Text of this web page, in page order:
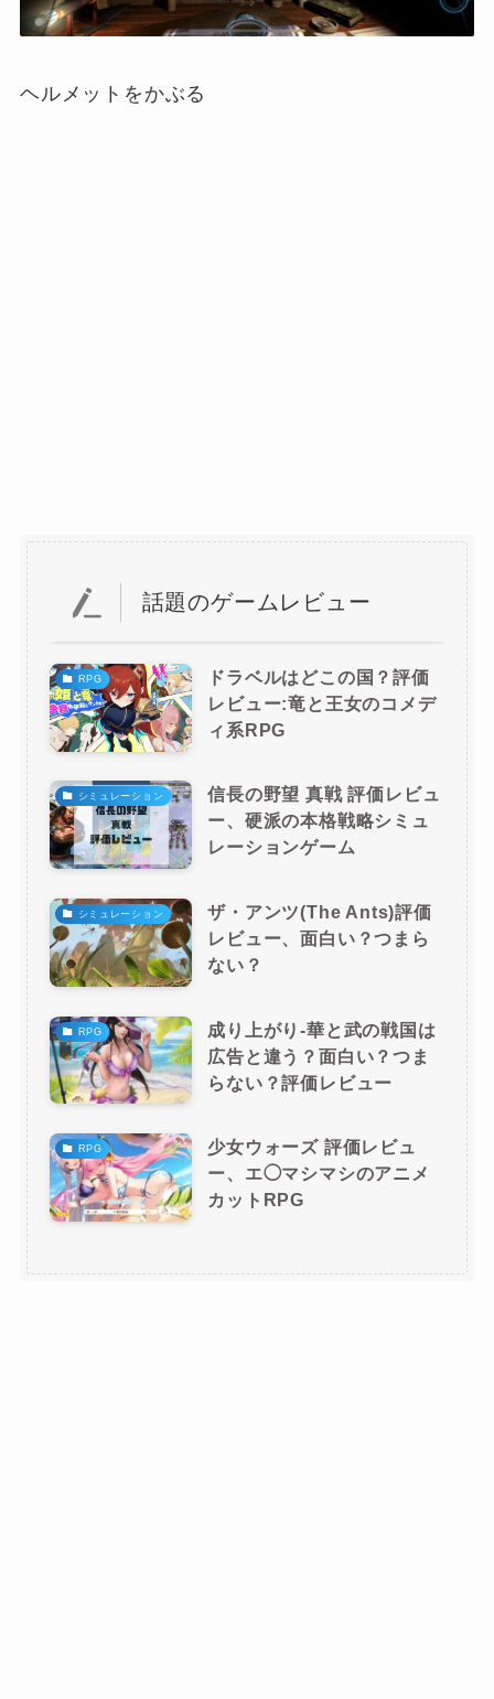
ヘルメットをかぶる
話題のゲームレビュー
RPG
ドラベルはどこの国？評価
レビュー:竜と王女のコメデ
ィ系RPG
シミュレーション
信長の野望 真戦 評価レビュ
ー、硬派の本格戦略シミュ
レーションゲーム
シミュレーション
ザ・アンツ(The Ants)評価
レビュー、面白い？つまら
ない？
RPG
成り上がり-華と武の戦国は
広告と違う？面白い？つま
らない？評価レビュー
RPG
少女ウォーズ 評価レビュ
ー、エ◯マシマシのアニメ
カットRPG